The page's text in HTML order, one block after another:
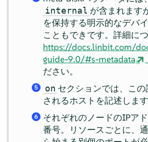
internal が含まれます
を保持する明示的なデバ
こともできです。詳細につ
https://docs.linbit.com/
guide-9.0/#s-metadata
ださい。
5 on セクションでは、こ
されるホストを記述します
6
それぞれのノードのIPア
番号。リソースごとに、通